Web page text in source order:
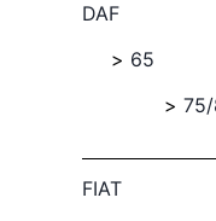
DAF
65
FIAT